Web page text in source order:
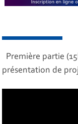
Première partie
présentation de